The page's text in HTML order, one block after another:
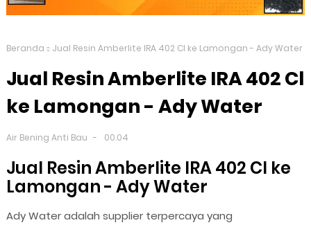
Beranda Jual Resin Amberlite IRA 402 Cl ke Lamongan - Ady Water
Jual Resin Amberlite IRA 402 Cl
ke Lamongan - Ady Water
Air Bening Anti Bau 00.04
Jual Resin Amberlite IRA 402 Cl ke
Lamongan - Ady Water
Ady Water adalah supplier terpercaya yang